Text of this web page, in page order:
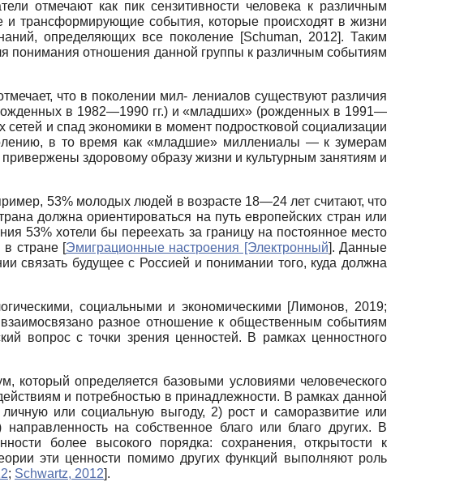
отмечают как пик сензитивности человека к различным
и трансформирующие события, которые происходят в жизни
определяющих все поколение [Schuman, 2012]. Таким
понимания отношения данной группы к различным событиям
что в поколении мил- лениалов существуют различия
в 1982—1990 гг.) и «младших» (рожденных в 1991—
и спад экономики в момент подростковой социализации
в то время как «младшие» миллениалы — к зумерам
здоровому образу жизни и культурным занятиям и
53% молодых людей в возрасте 18—24 лет считают, что
должна ориентироваться на путь европейских стран или
53% хотели бы переехать за границу на постоянное место
в стране [Эмиграционные настроения [Электронный]. Данные
связать будущее с Россией и понимании того, куда должна
социальными и экономическими [Лимонов, 2019;
разное отношение к общественным событиям
вопрос с точки зрения ценностей. В рамках ценностного
который определяется базовыми условиями человеческого
и потребностью в принадлежности. В рамках данной
или социальную выгоду, 2) рост и саморазвитие или
на собственное благо или благо других. В
более высокого порядка: сохранения, открытости к
эти ценности помимо других функций выполняют роль
; Schwartz, 2012].